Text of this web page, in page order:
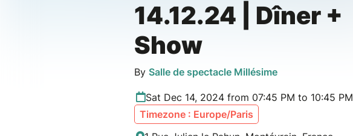
14.12.24 | Dîner +
Show
By Salle de spectacle Millésime
Sat Dec 14, 2024 from 07:45 PM to 10:45 PM
Timezone : Europe/Paris